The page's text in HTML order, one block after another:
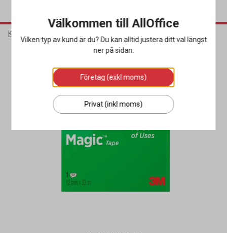
Kontorsmaterial
Välkommen till AllOffice
Vilken typ av kund är du? Du kan alltid justera ditt val längst
ner på sidan.
Företag (exkl moms)
Privat (inkl moms)